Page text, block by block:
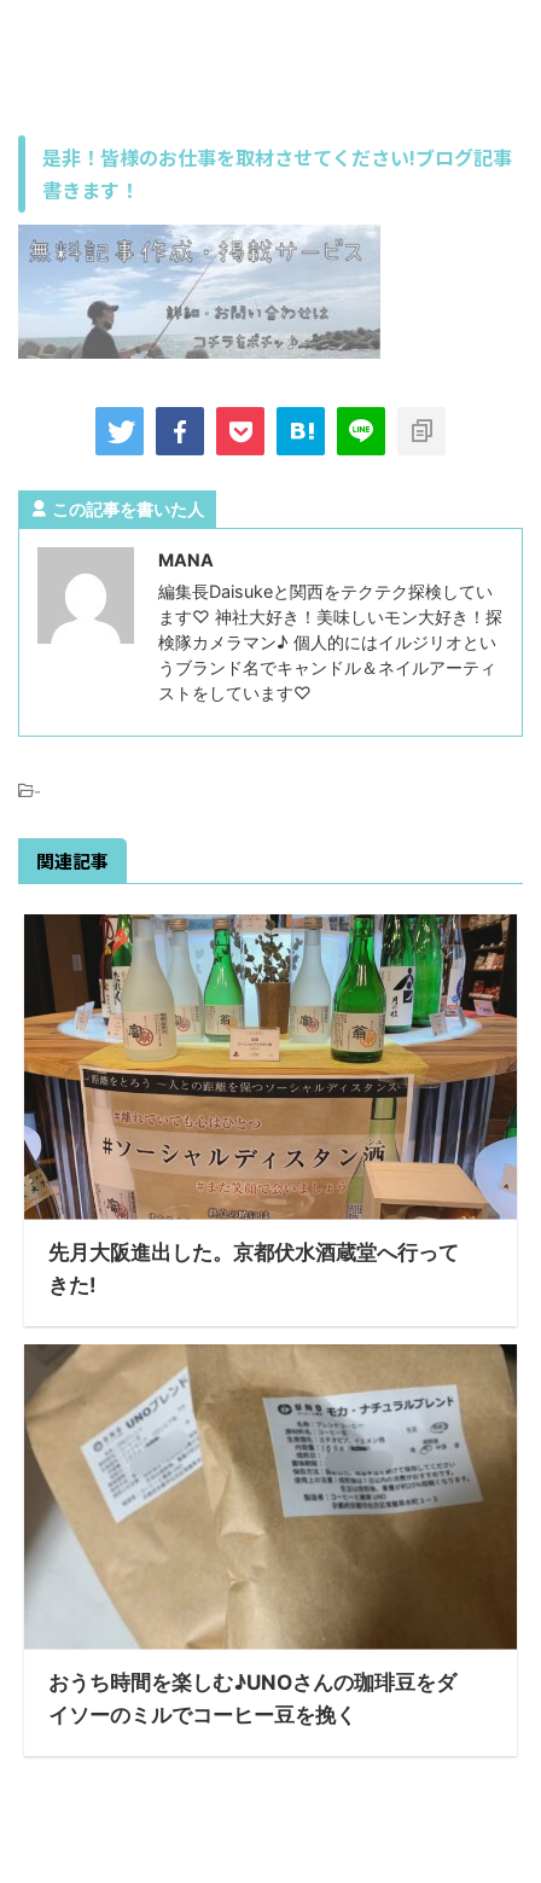
是非！皆様のお仕事を取材させてください!ブログ記事
書きます！
この記事を書いた人
MANA
編集長Daisukeと関西をテクテク探検してい
ます♡ 神社大好き！美味しいモン大好き！探
検隊カメラマン♪ 個人的にはイルジリオとい
うブランド名でキャンドル＆ネイルアーティ
ストをしています♡
-
関連記事
先月大阪進出した。京都伏水酒蔵堂へ行って
きた!
おうち時間を楽しむ♪UNOさんの珈琲豆をダ
イソーのミルでコーヒー豆を挽く